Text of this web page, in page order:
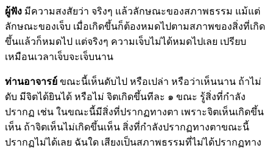
ผู้ฟัง มีความสงสัยว่า จริงๆ แล้วลักษณะของสภาพธรรม แม้แต่
ลักษณะของเจ็บ เมื่อเกิดขึ้นก็ต้องหมดไปตามสภาพของสิ่งที่เกิด
ขึ้นแล้วก็หมดไป แต่จริงๆ ความเจ็บไม่ได้หมดไปเลย เปรียบ
เหมือนเวลาเจ็บจะเจ็บนาน
ท่านอาจารย์ ขณะนี้เห็นดับไป หรือเปล่า หรือว่าเห็นนาน ถ้าไม่
ดับ มีจิตได้ยินได้ หรือไม่ จิตเกิดขึ้นทีละ ๑ ขณะ รู้สิ่งที่กำลัง
ปรากฏ เช่น ในขณะนี้มีสิ่งที่ปรากฏทางตา เพราะจิตเห็นเกิดขึ้น
เห็น ถ้าจิตเห็นไม่เกิดขึ้นเห็น สิ่งที่กำลังปรากฏทางตาขณะนี้
ปรากฏไม่ได้เลย ฉันใด เสียงเป็นสภาพธรรมที่ไม่ได้ปรากฏทาง